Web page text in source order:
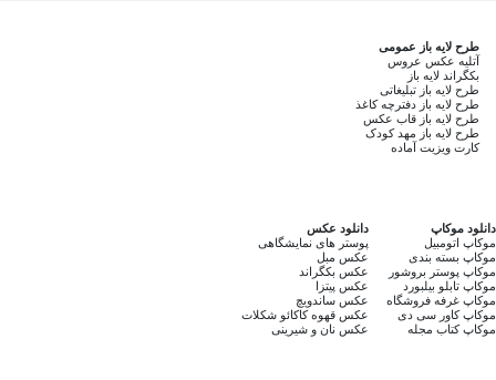
طرح لایه باز عمومی
آتلیه عکس عروس
بکگراند لایه باز
طرح لایه باز تبلیغاتی
طرح لایه باز دفترچه کاغذ
طرح لایه باز قاب عکس
طرح لایه باز مهد کودک
کارت ویزیت آماده
دانلود موکاپ
موکاپ اتومبیل
موکاپ بسته بندی
موکاپ پوستر بروشور
موکاپ تابلو بیلبورد
موکاپ غرفه فروشگاه
موکاپ کاور سی دی
موکاپ کتاب مجله
دانلود عکس
پوستر های نمایشگاهی
عکس مبل
عکس بکگراند
عکس پیتزا
عکس ساندویچ
عکس قهوه کاکائو شکلات
عکس نان و شیرینی